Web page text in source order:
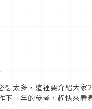
太多，這裡要介紹大
一年的參考，趕快來看